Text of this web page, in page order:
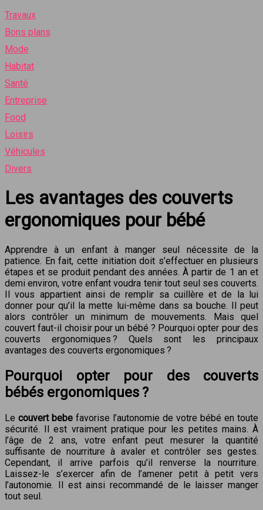
Travaux
Bons plans
Mode
Habitat
Santé
Entreprise
Food
Loisirs
Véhicules
Divers
Les avantages des couverts
ergonomiques pour bébé
Apprendre à un enfant à manger seul nécessite de la
patience. En fait, cette initiation doit s’effectuer en plusieurs
étapes et se produit pendant des années. À partir de 1 an et
demi environ, votre enfant voudra tenir tout seul ses couverts.
Il vous appartient ainsi de remplir sa cuillère et de la lui
donner pour qu’il la mette lui-même dans sa bouche. Il peut
alors contrôler un minimum de mouvements. Mais quel
couvert faut-il choisir pour un bébé ? Pourquoi opter pour des
couverts ergonomiques ? Quels sont les principaux
avantages des couverts ergonomiques ?
Pourquoi opter pour des couverts
bébés ergonomiques ?
Le couvert bebe favorise l’autonomie de votre bébé en toute
sécurité. Il est vraiment pratique pour les petites mains. À
l’âge de 2 ans, votre enfant peut mesurer la quantité
suffisante de nourriture à avaler et contrôler ses gestes.
Cependant, il arrive parfois qu’il renverse la nourriture.
Laissez-le s’exercer afin de l’amener petit à petit vers
l’autonomie. Il est ainsi recommandé de le laisser manger
tout seul.